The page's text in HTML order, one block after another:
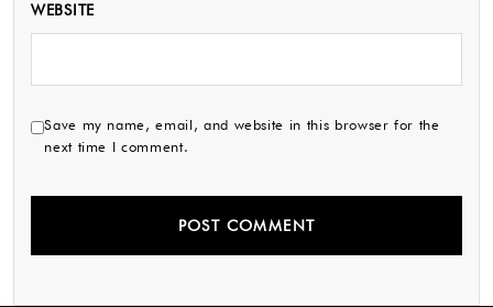
WEBSITE
Save my name, email, and website in this browser for the
next time I comment.